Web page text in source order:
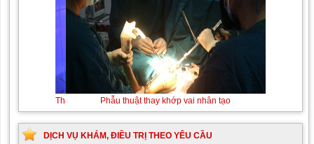
Phẫu thuật
thay khớp vai
Thay máu sơ sinh do bất đồng nhóm
máu
DỊCH VỤ KHÁM, ĐIỀU TRỊ THEO YÊU CẦU